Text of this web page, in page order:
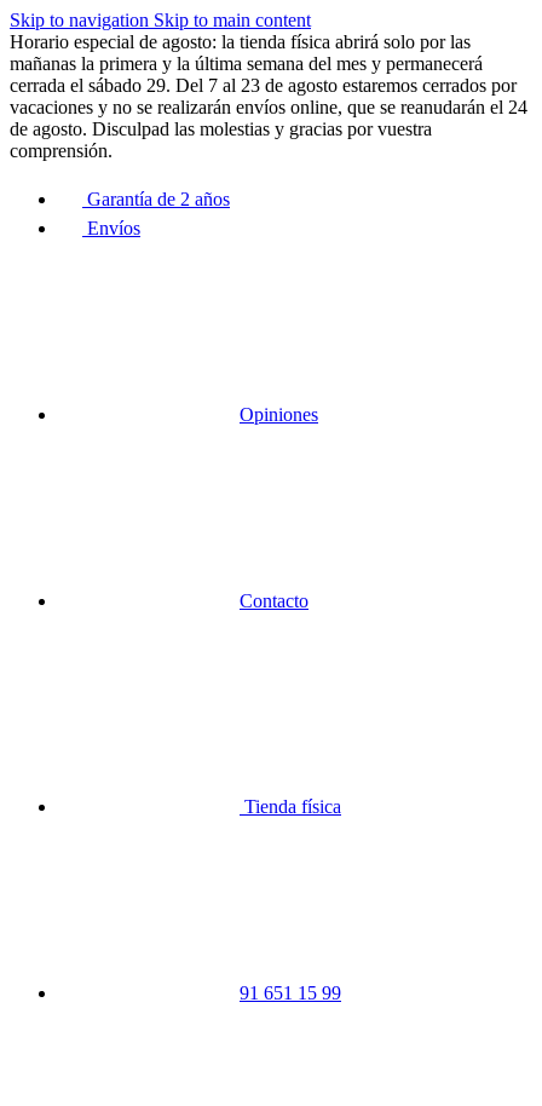
Skip to navigation Skip to main content
Horario especial de agosto: la tienda física abrirá solo por las
mañanas la primera y la última semana del mes y permanecerá
cerrada el sábado 29. Del 7 al 23 de agosto estaremos cerrados por
vacaciones y no se realizarán envíos online, que se reanudarán el 24
de agosto. Disculpad las molestias y gracias por vuestra
comprensión.
Garantía de 2 años
Envíos
Opiniones
Contacto
Tienda física
91 651 15 99